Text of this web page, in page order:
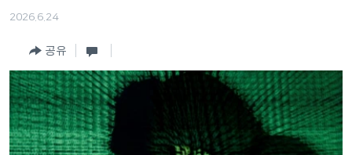
로
동
메
인
FOLLOW US
언어 선택
2026.6.24
공유